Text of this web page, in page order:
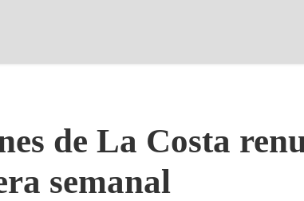
de La Costa
semanal